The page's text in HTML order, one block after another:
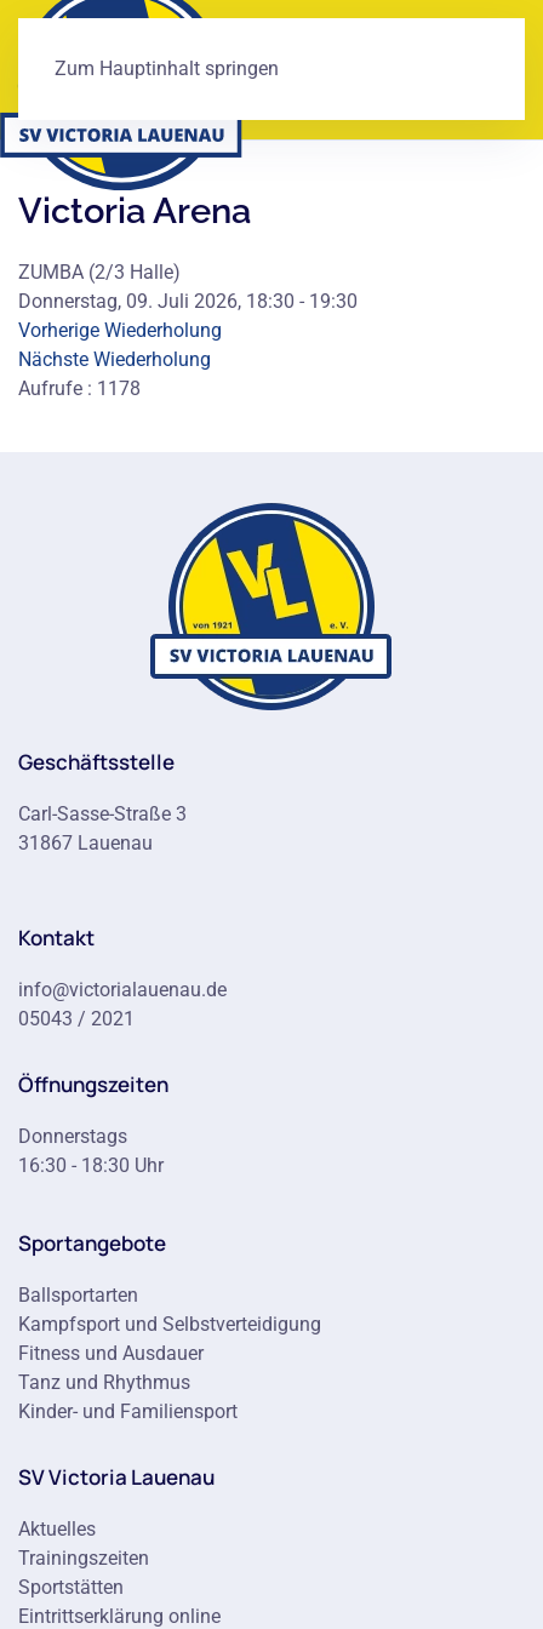
Zum Hauptinhalt springen
Victoria Arena
ZUMBA (2/3 Halle)
Donnerstag, 09. Juli 2026, 18:30 - 19:30
Vorherige Wiederholung
Nächste Wiederholung
Aufrufe : 1178
Geschäftsstelle
Carl-Sasse-Straße 3
31867 Lauenau
Kontakt
info@victorialauenau.de
05043 / 2021
Öffnungszeiten
Donnerstags
16:30 - 18:30 Uhr
Sportangebote
Ballsportarten
Kampfsport und Selbstverteidigung
Fitness und Ausdauer
Tanz und Rhythmus
Kinder- und Familiensport
SV Victoria Lauenau
Aktuelles
Trainingszeiten
Sportstätten
Eintrittserklärung online